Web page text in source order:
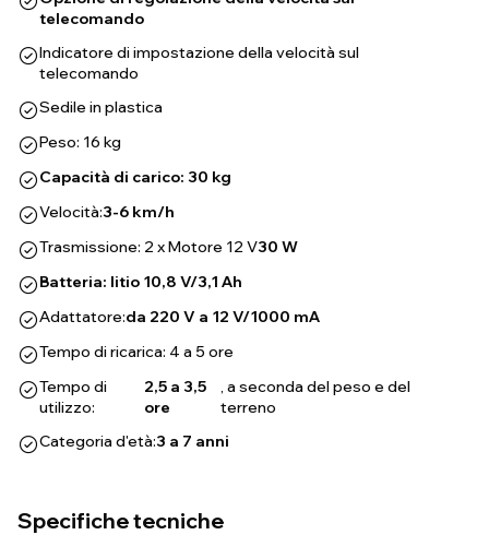
telecomando
Indicatore di impostazione della velocità sul
telecomando
Sedile in plastica
Peso: 16 kg
Capacità di carico: 30 kg
Velocità:3-6 km/h
Trasmissione: 2 x Motore 12 V30 W
Batteria: litio 10,8 V/3,1 Ah
Adattatore:da 220 V a 12 V/1000 mA
Tempo di ricarica: 4 a 5 ore
Tempo di
utilizzo:
2,5 a 3,5
ore
, a seconda del peso e del
terreno
Categoria d'età:3 a 7 anni
Specifiche tecniche